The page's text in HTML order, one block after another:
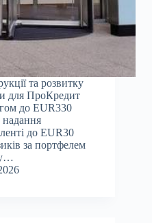
та розвитку
для ПроКредит
до EUR330
надання
до EUR30
за портфелем